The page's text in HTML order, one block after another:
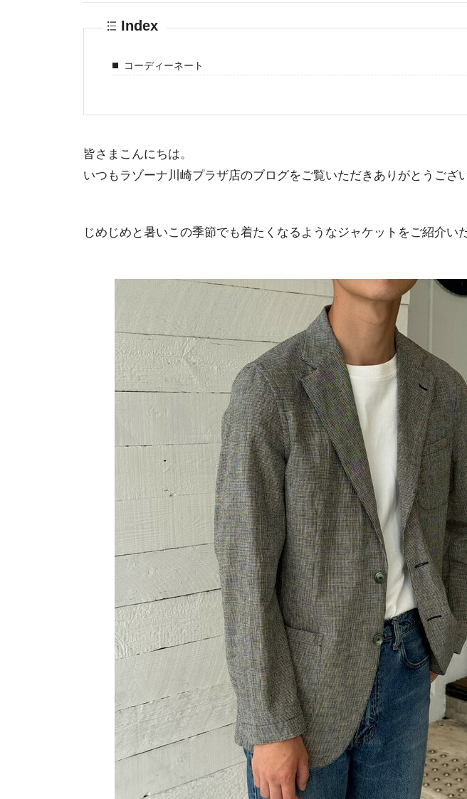
Index
コーディーネート
皆さまこんにちは。
いつもラゾーナ川崎プラザ店のブログをご覧いただきありがとうござ
じめじめと暑いこの季節でも着たくなるようなジャケットをご紹介い